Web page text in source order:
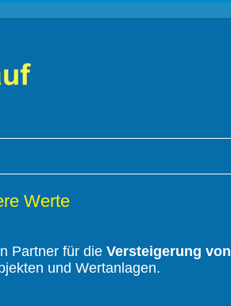
Werte
Partner für die Versteigerung von
und Wertanlagen.